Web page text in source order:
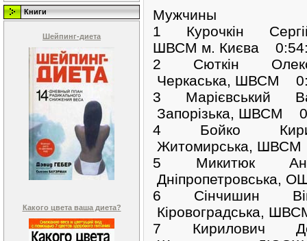
Книги
Шейпинг-диета
Какого цвета ваша диета?
Мужчины
1 Курочкін
ШВСМ м. Києва
2 Сюткін
Черкаська, ШВСМ
3 Марієвський
Запорізька, ШВСМ
4 Бойко
Житомирська,
5 Микитюк
6 Сінчишин
Кіровоградська,
7 Кирилович